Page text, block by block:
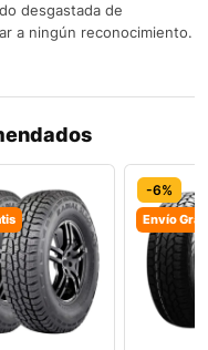
desgastada de
a ningún reconocimiento.
-6%
Envío